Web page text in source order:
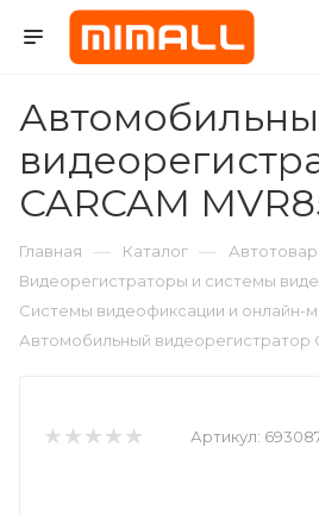
CARCAM
Главная — Каталог —
Видеорегистраторы и системы
Системы видеофиксации и онлайн-
Автомобильный видеорегистратор
Артикул: